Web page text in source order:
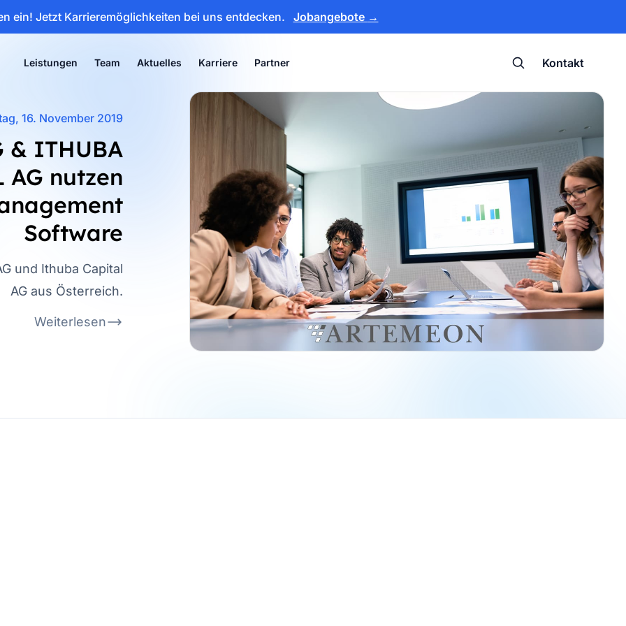
ein! Jetzt Karrieremöglichkeiten bei uns entdecken. Jobangebote →
Leistungen Team Aktuelles Karriere Partner
Suche
Kontakt
16. November 2019
& ITHUBA
AG nutzen
Software
und Ithuba Capital
AG aus Österreich.
Weiterlesen